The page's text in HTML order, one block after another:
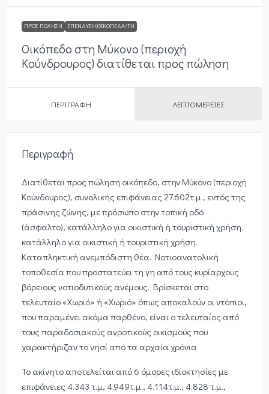
ΠΡΟΣ ΠΏΛΗΣΗ ΕΠΈΝΔΥΣΗ|ΟΙΚΌΠΕΔΑ/ΓΉ
Οικόπεδο στη Μύκονο (περιοχή
Κούνδρουρος) διατίθεται προς πώληση
ΠΕΡΙΓΡΑΦΉ ΛΕΠΤΟΜΈΡΕΙΕΣ
Περιγραφή
Διατίθεται προς πώληση οικόπεδο, στην Μύκονο (περιοχή
Κούνδουρος), συνολικής επιφάνειας 27.602τ.μ., εντός της
πράσινης ζώνης, με πρόσωπο στην τοπική οδό
(άσφαλτο), κατάλληλο για οικιστική ή τουριστική χρήση.
κατάλληλο για οικιστική ή τουριστική χρήση.
Καταπληκτική ανεμπόδιστη θέα. Νοτιοανατολική
τοποθεσία που προστατεύει τη γη από τους κυρίαρχους
βόρειους νοτιοδυτικούς ανέμους. Βρίσκεται στο
τελευταίο «Χωριό» ή «Χωριό» όπως αποκαλούν οι ντόπιοι,
που παραμένει ακόμα παρθένο, είναι ο τελευταίος από
τους παραδοσιακούς αγροτικούς οικισμούς που
χαρακτήριζαν το νησί από τα αρχαία χρόνια
Το ακίνητο αποτελείται από 6 όμορες ιδιοκτησίες με
επιφάνειες 4.343 τ.μ, 4.949τ.μ., 4.114τ.μ., 4.828 τ.μ.,